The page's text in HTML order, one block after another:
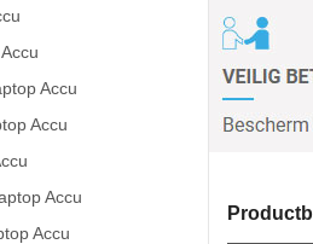
Accu
Accu
Accu
Accu